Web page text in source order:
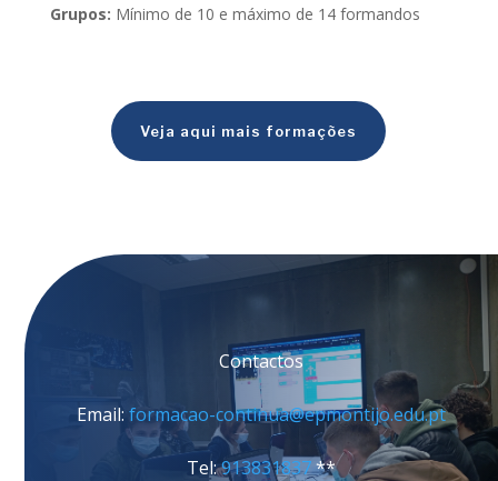
Grupos: Mínimo de 10 e máximo de 14 formandos
Veja aqui mais formações
Contactos
Email:formacao-continua@epmontijo.edu.pt
Tel:913831837**